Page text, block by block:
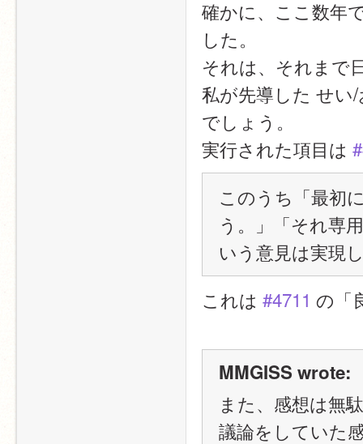
確かに、ここ数年
した。
それは、それまで
私が先導した せい
でしょう。
実行された項目は
このうち「最初
う。」「それ専
いう意見は実現
これは #4711 の「
MMGISS wrote:
また、感想は無
議論をしていた